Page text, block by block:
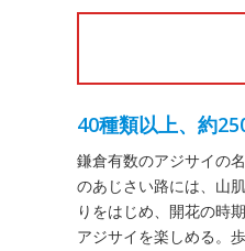
40種類以上、約
鎌倉有数のアジサイの
のあじさい路には、山
りをはじめ、開花の時
アジサイを楽しめる。